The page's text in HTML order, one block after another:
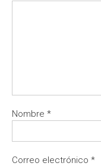
Nombre *
Correo electrónico *